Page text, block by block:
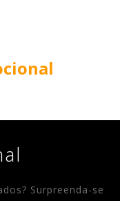
Surpreenda-se